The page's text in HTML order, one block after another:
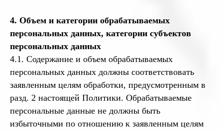
4. Объем и категории обрабатываемых
персональных данных, категории субъектов
персональных данных
4.1. Содержание и объем обрабатываемых
персональных данных должны соответствовать
заявленным целям обработки, предусмотренным в
разд. 2 настоящей Политики. Обрабатываемые
персональные данные не должны быть
избыточными по отношению к заявленным целям